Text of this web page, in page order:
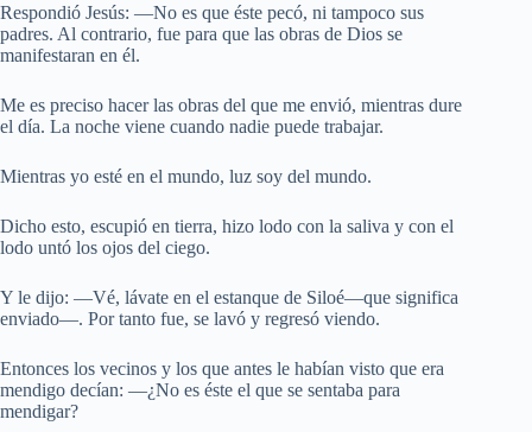
Respondió Jesús: —No es que éste pecó, ni tampoco sus
padres. Al contrario, fue para que las obras de Dios se
manifestaran en él.
Me es preciso hacer las obras del que me envió, mientras dure
el día. La noche viene cuando nadie puede trabajar.
Mientras yo esté en el mundo, luz soy del mundo.
Dicho esto, escupió en tierra, hizo lodo con la saliva y con el
lodo untó los ojos del ciego.
Y le dijo: —Vé, lávate en el estanque de Siloé—que significa
enviado—. Por tanto fue, se lavó y regresó viendo.
Entonces los vecinos y los que antes le habían visto que era
mendigo decían: —¿No es éste el que se sentaba para
mendigar?